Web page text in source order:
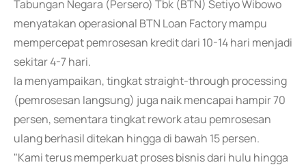
Tabungan Negara (Persero) Tbk (BTN) Setiyo Wibowo
menyatakan operasional BTN Loan Factory mampu
mempercepat pemrosesan kredit dari 10-14 hari menjadi
sekitar 4-7 hari.
Ia menyampaikan, tingkat straight-through processing
(pemrosesan langsung) juga naik mencapai hampir 70
persen, sementara tingkat rework atau pemrosesan
ulang berhasil ditekan hingga di bawah 15 persen.
"Kami terus memperkuat proses bisnis dari hulu hingga